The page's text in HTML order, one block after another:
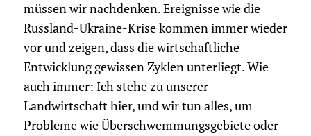
müssen wir nachdenken. Ereignisse wie die
Russland-Ukraine-Krise kommen immer wieder
vor und zeigen, dass die wirtschaftliche
Entwicklung gewissen Zyklen unterliegt. Wie
auch immer: Ich stehe zu unserer
Landwirtschaft hier, und wir tun alles, um
Probleme wie Überschwemmungsgebiete oder